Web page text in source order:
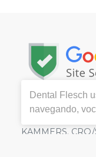
Copyright ©
Fundos –
KAMMERS.
Dental Flesch
navegando,